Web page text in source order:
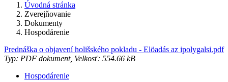
Úvodná stránka
Zverejňovanie
Dokumenty
Hospodárenie
Prednáška o objavení holišského pokladu - Elöadás az ipolygalsi.pdf
Typ: PDF dokument, Velkosť: 554.66 kB
Hospodárenie